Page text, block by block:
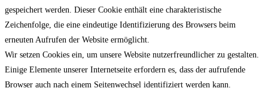
gespeichert werden. Dieser Cookie enthält eine charakteristische
Zeichenfolge, die eine eindeutige Identifizierung des Browsers beim
erneuten Aufrufen der Website ermöglicht.
Wir setzen Cookies ein, um unsere Website nutzerfreundlicher zu gestalten.
Einige Elemente unserer Internetseite erfordern es, dass der aufrufende
Browser auch nach einem Seitenwechsel identifiziert werden kann.